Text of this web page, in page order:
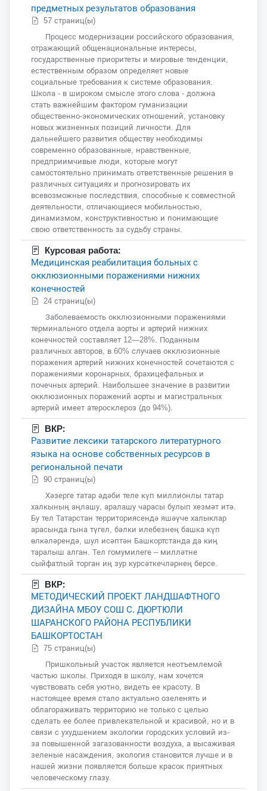
предметных результатов образования
57 страниц(ы)
Процесс модернизации российского образования,
отражающий общенациональные интересы,
государственные приоритеты и мировые тенденции,
естественным образом определяет новые
социальные требования к системе образования.
Школа - в широком смысле этого слова - должна
стать важнейшим фактором гуманизации
общественно-экономических отношений, установку
новых жизненных позиций личности. Для
дальнейшего развития обществу необходимы
современно образованные, нравственные,
предприимчивые люди, которые могут
самостоятельно принимать ответственные решения в
различных ситуациях и прогнозировать их
всевозможные последствия, способные к совместной
деятельности, отличающиеся мобильностью,
динамизмом, конструктивностью и понимающие
свою ответственность за судьбу страны.
Курсовая работа:
Медицинская реабилитация больных с
окклюзионными поражениями нижних
конечностей
24 страниц(ы)
Заболеваемость окклюзионными поражениями
терминального отдела аорты и артерий нижних
конечностей составляет 12—28%. Поданным
различных авторов, в 60% случаев окклюзионные
поражения артерий нижних конечностей сочетаются с
поражениями коронарных, брахицефальных и
почечных артерий. Наибольшее значение в развитии
окклюзионных поражений аорты и магистральных
артерий имеет атеросклероз (до 94%).
ВКР:
Развитие лексики татарского литературного
языка на основе собственных ресурсов в
региональной печати
90 страниц(ы)
Хәзерге татар әдәби теле күп миллионлы татар
халкының аңлашу, аралашу чарасы булып хезмәт итә.
Бу тел Татарстан территориясендә яшәүче халыклар
арасында гына түгел, бәлки илебезнең башка күп
өлкәләрендә, шул исәптән Башкортстанда да киң
таралыш алган. Тел гомумилеге – милләтне
сыйфатлый торган иң зур курсәткечләрнең берсе.
ВКР:
МЕТОДИЧЕСКИЙ ПРОЕКТ ЛАНДШАФТНОГО
ДИЗАЙНА МБОУ СОШ С. ДЮРТЮЛИ
ШАРАНСКОГО РАЙОНА РЕСПУБЛИКИ
БАШКОРТОСТАН
75 страниц(ы)
Пришкольный участок является неотъемлемой
частью школы. Приходя в школу, нам хочется
чувствовать себя уютно, видеть ее красоту. В
настоящее время стало актуально озеленять и
облагораживать территорию не только с целью
сделать ее более привлекательной и красивой, но и в
связи с ухудшением экологии городских условий из-
за повышенной загазованности воздуха, а высаживая
зеленые насаждения, экология становится лучше и в
нашей жизни появляется больше красок приятных
человеческому глазу.